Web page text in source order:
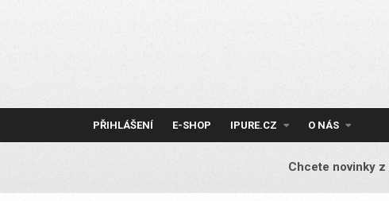
PŘIHLÁŠENÍ E-SHOP IPURE.CZ O NÁS
Chcete novinky